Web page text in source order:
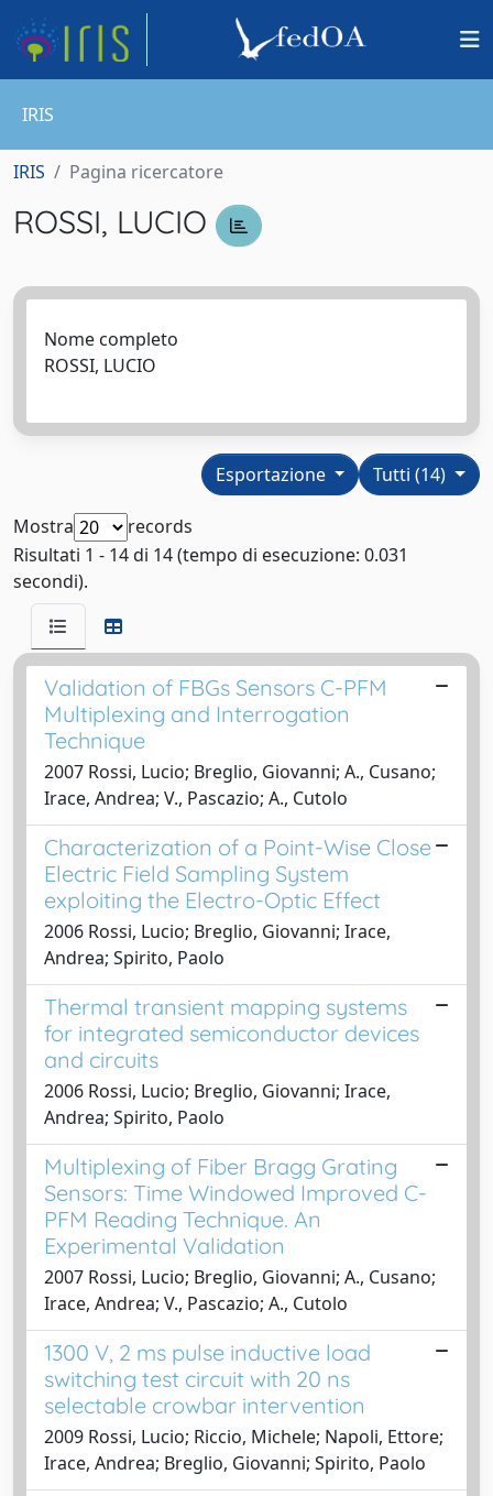
IRIS
IRIS Pagina ricercatore
ROSSI, LUCIO
Nome completo
ROSSI, LUCIO
Tutti (14)
Esportazione
Mostra
records
Risultati 1 - 14 di 14 (tempo di esecuzione: 0.031
secondi).
Validation of FBGs Sensors C-PFM
Multiplexing and Interrogation
Technique
2007 Rossi, Lucio; Breglio, Giovanni; A., Cusano;
Irace, Andrea; V., Pascazio; A., Cutolo
Characterization of a Point-Wise Close
Electric Field Sampling System
exploiting the Electro-Optic Effect
2006 Rossi, Lucio; Breglio, Giovanni; Irace,
Andrea; Spirito, Paolo
Thermal transient mapping systems
for integrated semiconductor devices
and circuits
2006 Rossi, Lucio; Breglio, Giovanni; Irace,
Andrea; Spirito, Paolo
Multiplexing of Fiber Bragg Grating
Sensors: Time Windowed Improved C-
PFM Reading Technique. An
Experimental Validation
2007 Rossi, Lucio; Breglio, Giovanni; A., Cusano;
Irace, Andrea; V., Pascazio; A., Cutolo
1300 V, 2 ms pulse inductive load
switching test circuit with 20 ns
selectable crowbar intervention
2009 Rossi, Lucio; Riccio, Michele; Napoli, Ettore;
Irace, Andrea; Breglio, Giovanni; Spirito, Paolo